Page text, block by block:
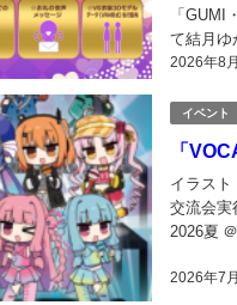
2026年8
「GUMI
て結月ゆ
より開始
イベント
「
2026年7
イラスト
交流会実
2026夏